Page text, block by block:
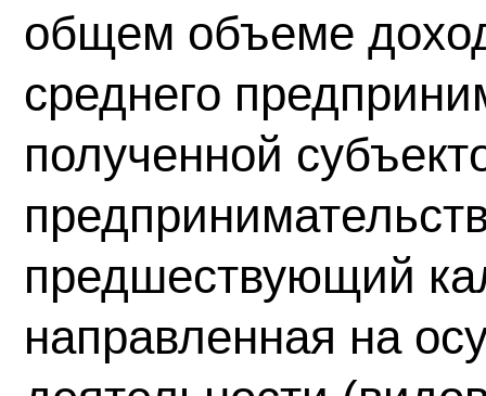
общем объеме
среднего
полученной
предшествующий
направленная на